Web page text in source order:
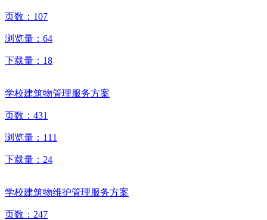
页数： 107
浏览量： 64
下载量： 18
学校建筑物管理服务方案
页数： 431
浏览量： 111
下载量： 24
学校建筑物维护管理服务方案
页数： 247